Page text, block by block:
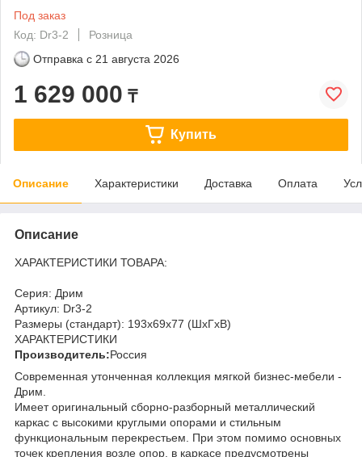
Под заказ
Код: Dr3-2
Розница
Отправка с 21 августа 2026
1 629 000 ₸
Купить
Описание Характеристики Доставка Оплата
Описание
ХАРАКТЕРИСТИКИ ТОВАРА:
Серия: Дрим
Артикул: Dr3-2
Размеры (стандарт): 193x69x77 (ШхГхВ)
ХАРАКТЕРИСТИКИ
Производитель:Россия
Современная утонченная коллекция мягкой бизнес-мебели -
Дрим.
Имеет оригинальный сборно-разборный металлический
каркас с высокими круглыми опорами и стильным
функциональным перекрестьем. При этом помимо основных
точек крепления возле опор, в каркасе предусмотрены